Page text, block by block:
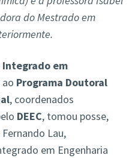
do Mestrado em
Integrado em
ao Programa Doutoral
, coordenados
DEEC, tomou posse,
Lau,
em Engenharia